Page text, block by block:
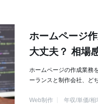
ホームページ
大丈夫？ 相場
ホームページの作成業務
ーランスと制作会社、ど
Web制作
年収/単価/相